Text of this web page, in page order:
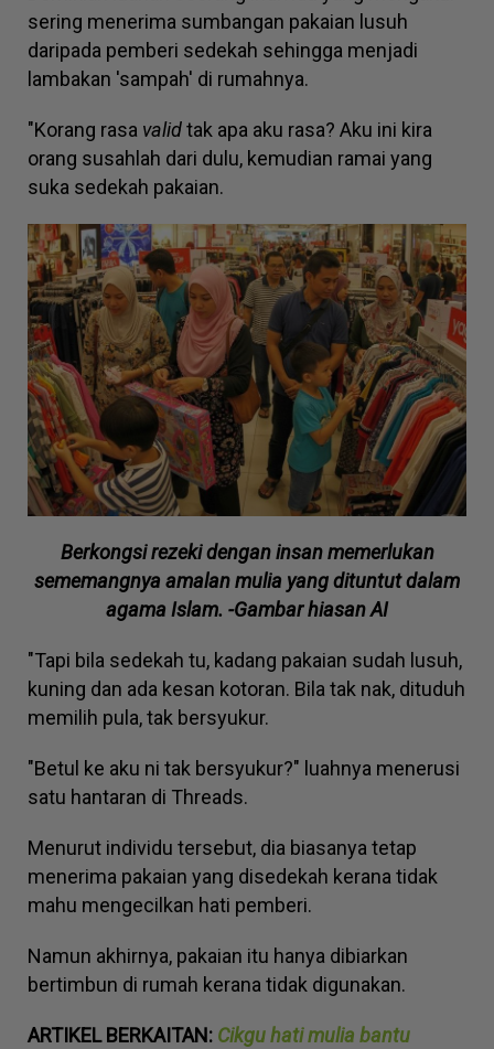
sering menerima sumbangan pakaian lusuh
daripada pemberi sedekah sehingga menjadi
lambakan 'sampah' di rumahnya.
"Korang rasa validtak apa aku rasa? Aku ini kira
orang susahlah dari dulu, kemudian ramai yang
suka sedekah pakaian.
Berkongsi rezeki dengan insan memerlukan
sememangnya amalan mulia yang dituntut dalam
agama Islam. -Gambar hiasan AI
"Tapi bila sedekah tu, kadang pakaian sudah lusuh,
kuning dan ada kesan kotoran. Bila tak nak, dituduh
memilih pula, tak bersyukur.
"Betul ke aku ni tak bersyukur?" luahnya menerusi
satu hantaran di Threads.
Menurut individu tersebut, dia biasanya tetap
menerima pakaian yang disedekah kerana tidak
mahu mengecilkan hati pemberi.
Namun akhirnya, pakaian itu hanya dibiarkan
bertimbun di rumah kerana tidak digunakan.
ARTIKEL BERKAITAN: Cikgu hati mulia bantu